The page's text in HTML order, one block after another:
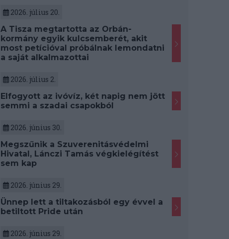
2026. július 20.
A Tisza megtartotta az Orbán-
kormány egyik kulcsemberét, akit
most petícióval próbálnak lemondatni
a saját alkalmazottai
2026. július 2.
Elfogyott az ivóvíz, két napig nem jött
semmi a szadai csapokból
2026. június 30.
Megszűnik a Szuverenitásvédelmi
Hivatal, Lánczi Tamás végkielégítést
sem kap
2026. június 29.
Ünnep lett a tiltakozásból egy évvel a
betiltott Pride után
2026. június 29.